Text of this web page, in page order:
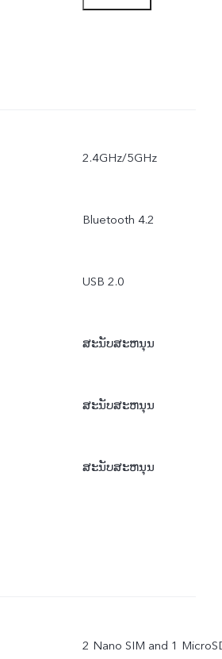
SHAPING, REAR
LIVE PHOTO, TIME
WATERMARK, AR
RECOGNITION, FACE
2.4GHz/5GHz
Bluetooth 4.2
USB 2.0
ສະນັບສະຫນຸນ
ສະນັບສະຫນຸນ
ສະນັບສະຫນຸນ
2 Nano SIM and 1